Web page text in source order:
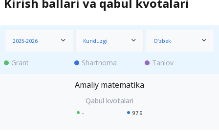
2025-2026 Kunduzgi O‘zbek
Grant Shartnoma Tanlov
Amaliy matematika
- 97.9